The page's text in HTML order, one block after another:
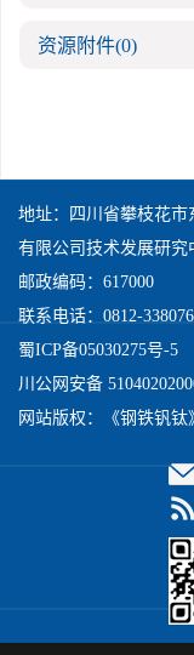
资源附件(0)
地址：四川省攀枝花市
有限公司技术发展研究
邮政编码：617000
联系电话：0812-
蜀ICP备05030275号-5
川公网安备
网站版权：《钢铁钒钛